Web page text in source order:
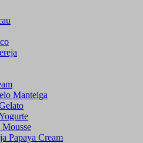
Manteiga
Mousse
Papaya Cream